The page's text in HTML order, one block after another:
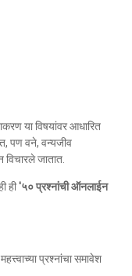
या विषयांवर आधारित
पण वने, वन्यजीव
जातात.
ही'५० प्रश्नांची ऑनलाईन
प्रश्नांचा समावेश